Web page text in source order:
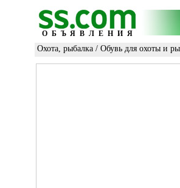
ОБЪЯВЛЕНИЯ
Охота, рыбалка / Обувь для охоты и